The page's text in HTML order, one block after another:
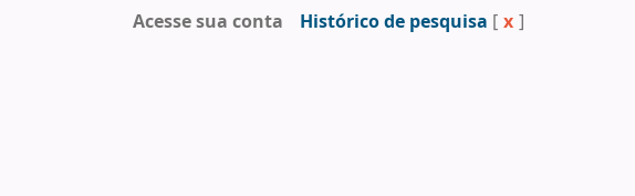
Acesse sua conta Histórico de pesquisa [ x ]